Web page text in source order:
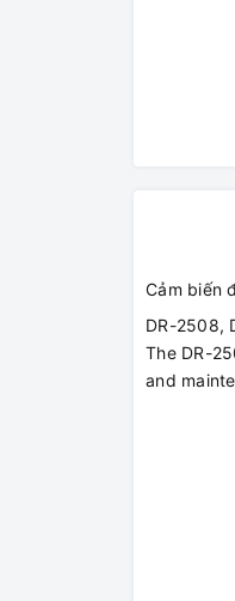
Cảm biến
DR-2508,
The DR-
and